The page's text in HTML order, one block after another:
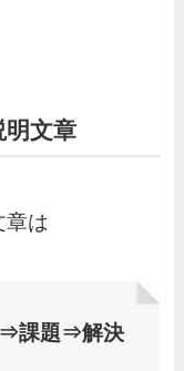
明文章
章は
課題⇒解決